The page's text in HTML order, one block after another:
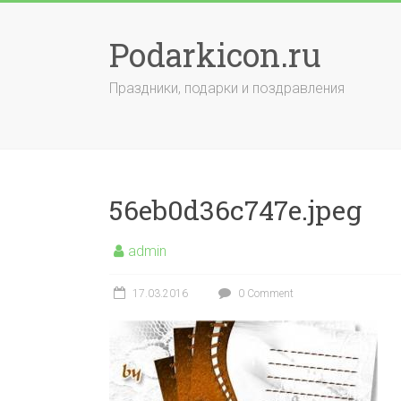
Podarkicon.ru
Праздники, подарки и поздравления
56eb0d36c747e.jpeg
admin
17.03.2016 0 Comment